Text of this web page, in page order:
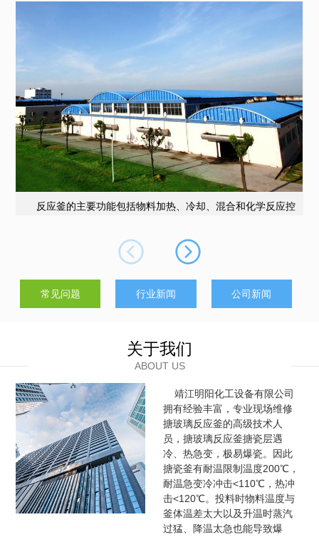
反应釜的主要功能包括物料加热、冷却、混合和化学反应控
损会影响混合均匀度，维修时需及时更换；温度控制系统包括加
热夹套或冷却管路，应检查是否堵塞或...
常见问题 行业新闻 公司新闻
关于我们
ABOUT US
靖江明阳化工设备有限公司
拥有经验丰富，专业现场维修
搪玻璃反应釜的高级技术人
员，搪玻璃反应釜搪瓷层遇
冷、热急变，极易爆瓷。因此
搪瓷釜有耐温限制温度200℃，
耐温急变冷冲击<110℃，热冲
击<120℃。投料时物料温度与
釜体温差太大以及升温时蒸汽
过猛、降温太急也能导致爆